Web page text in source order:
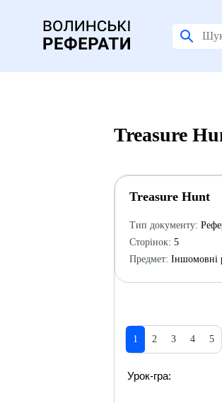
Treasure
Treasure Hunt
Тип документу:
Сторінок: 5
Предмет: Іншомовні
1 2 3 4 5
Урок-гра: